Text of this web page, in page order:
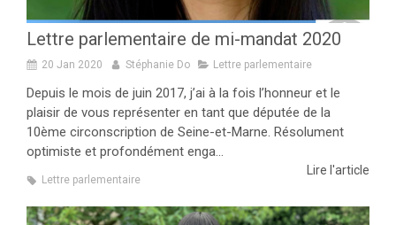
Lettre parlementaire de mi-mandat 2020
20 Jan 2020 Stéphanie Do Lettre parlementaire
Depuis le mois de juin 2017, j’ai à la fois l’honneur et le
plaisir de vous représenter en tant que députée de la
10ème circonscription de Seine-et-Marne. Résolument
optimiste et profondément enga...
Lire l'article
Lettre parlementaire